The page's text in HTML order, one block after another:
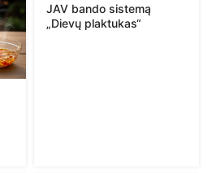
JAV bando sistemą
„Dievų plaktukas“